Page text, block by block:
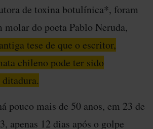
de toxina botulínica*, foram
molar do poeta Pablo Neruda,
tese de que o escritor,
chileno pode ter sido
ditadura.
pouco mais de 50 anos, em 23 de
apenas 12 dias após o golpe